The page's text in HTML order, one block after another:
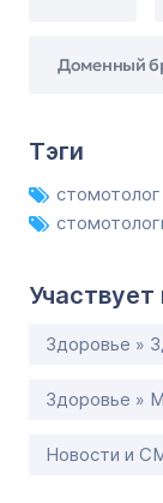
Доменный
Тэги
стомотолог
Участвует
Здоровье »
Здоровье »
Новости и